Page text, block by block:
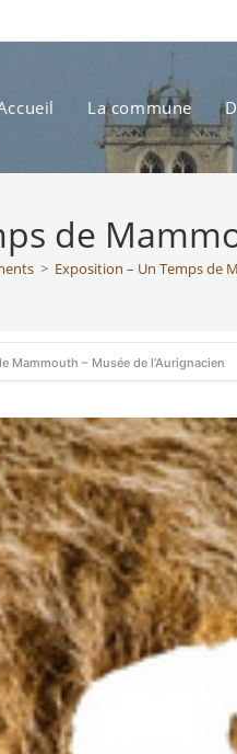
La commune
de
> Exposition – Un Temps de
Mammouth – Musée de l’Aurignacien